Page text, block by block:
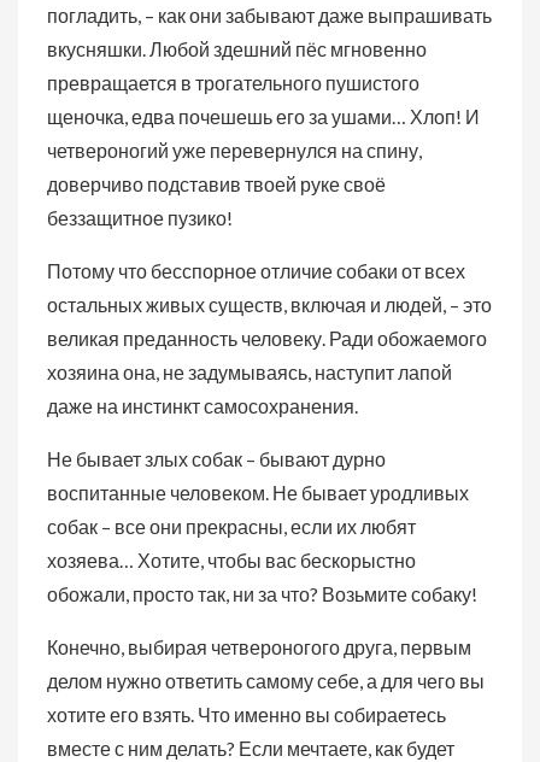
погладить, – как они забывают даже выпрашивать
вкусняшки. Любой здешний пёс мгновенно
превращается в трогательного пушистого
щеночка, едва почешешь его за ушами… Хлоп! И
четвероногий уже перевернулся на спину,
доверчиво подставив твоей руке своё
беззащитное пузико!
Потому что бесспорное отличие собаки от всех
остальных живых существ, включая и людей, – это
великая преданность человеку. Ради обожаемого
хозяина она, не задумываясь, наступит лапой
даже на инстинкт самосохранения.
Не бывает злых собак – бывают дурно
воспитанные человеком. Не бывает уродливых
собак – все они прекрасны, если их любят
хозяева… Хотите, чтобы вас бескорыстно
обожали, просто так, ни за что? Возьмите собаку!
Конечно, выбирая четвероногого друга, первым
делом нужно ответить самому себе, а для чего вы
хотите его взять. Что именно вы собираетесь
вместе с ним делать? Если мечтаете, как будет